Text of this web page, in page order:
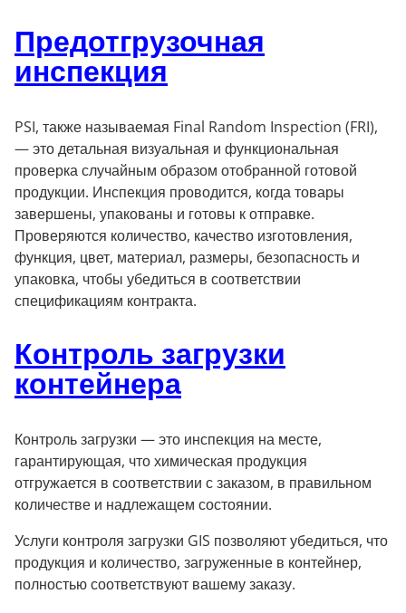
Предотгрузочная
инспекция
PSI, также называемая Final Random Inspection (FRI),
— это детальная визуальная и функциональная
проверка случайным образом отобранной готовой
продукции. Инспекция проводится, когда товары
завершены, упакованы и готовы к отправке.
Проверяются количество, качество изготовления,
функция, цвет, материал, размеры, безопасность и
упаковка, чтобы убедиться в соответствии
спецификациям контракта.
Контроль загрузки
контейнера
Контроль загрузки — это инспекция на месте,
гарантирующая, что химическая продукция
отгружается в соответствии с заказом, в правильном
количестве и надлежащем состоянии.
Услуги контроля загрузки GIS позволяют убедиться, что
продукция и количество, загруженные в контейнер,
полностью соответствуют вашему заказу.